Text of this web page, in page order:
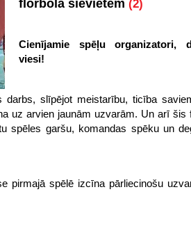
florbolā sievietēm (2)
Cienījamie spēļu organizatori,
viesi!
darbs, slīpējot meistarību, ticība
uz arvien jaunām uzvarām. Un arī šis
spēles garšu, komandas spēku un
pirmajā spēlē izcīna pārliecinošu